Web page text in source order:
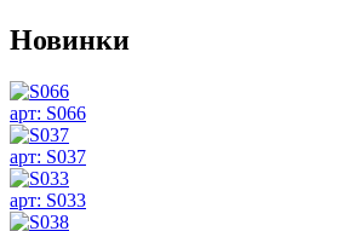
Новинки
арт: S066
арт: S037
арт: S033